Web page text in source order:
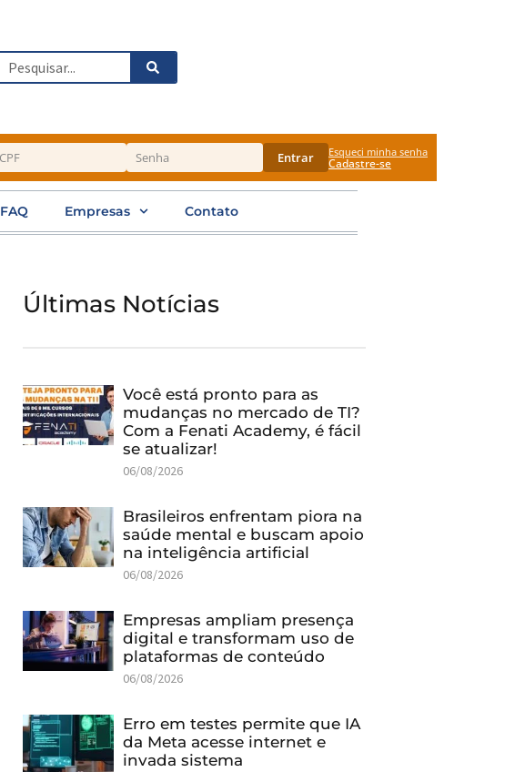
Search
Entrar Esqueci minha senha
Cadastre-se
FAQ Empresas Contato
Últimas Notícias
Você está pronto para as
mudanças no mercado de TI?
Com a Fenati Academy, é fácil
se atualizar!
06/08/2026
Brasileiros enfrentam piora na
saúde mental e buscam apoio
na inteligência artificial
06/08/2026
Empresas ampliam presença
digital e transformam uso de
plataformas de conteúdo
06/08/2026
Erro em testes permite que IA
da Meta acesse internet e
invada sistema